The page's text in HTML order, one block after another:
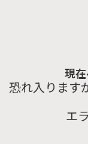
現
恐れ入ります
エ